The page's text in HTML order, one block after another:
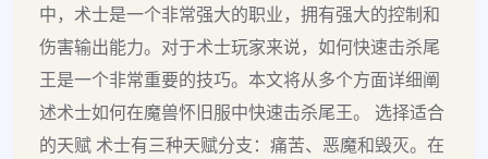
中，术士是一个非常强大的职业，拥有强大的控制和
伤害输出能力。对于术士玩家来说，如何快速击杀尾
王是一个非常重要的技巧。本文将从多个方面详细阐
述术士如何在魔兽怀旧服中快速击杀尾王。 选择适合
的天赋 术士有三种天赋分支：痛苦、恶魔和毁灭。在